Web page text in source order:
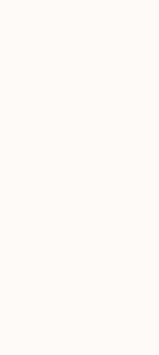
schnelle
muss nur
Löffel
Getränk